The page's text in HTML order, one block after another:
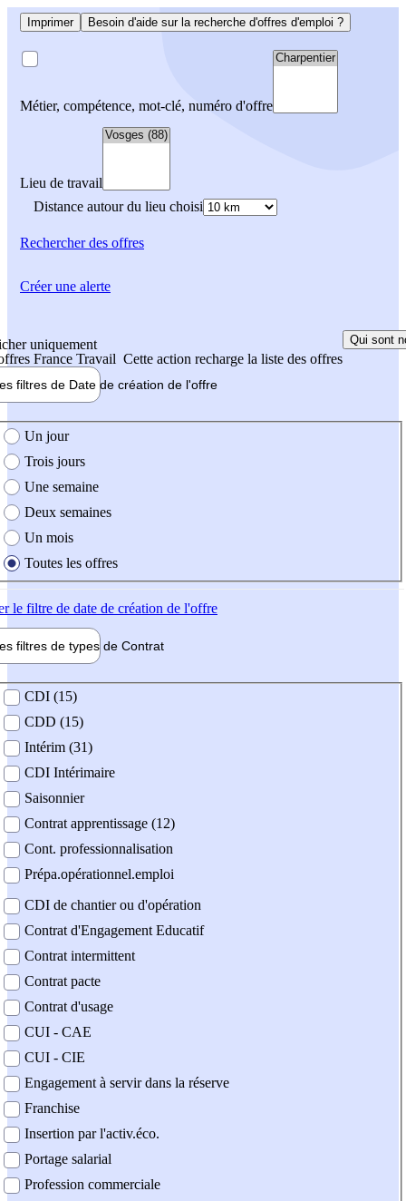
Imprimer Besoin d'aide sur la recherche d'offres d'emploi ?
Métier, compétence, mot-clé, numéro d'offre
Lieu de travail
Distance autour du lieu choisi
Rechercherdes offres
uniquement
France Travail Cette action recharge la liste des offres
Qui sont
filtres de Date de création de l'offre
création de l'offre
Un jour
Trois jours
Une semaine
Deux semaines
Un mois
Toutes les offres
le filtre de date de création de l'offre
filtres de types de Contrat
contrat
CDI (15)
CDD (15)
Intérim (31)
CDI Intérimaire
Saisonnier
Contrat apprentissage (12)
Cont. professionnalisation
Prépa.opérationnel.emploi
CDI de chantier ou d'opération
Contrat d'Engagement Educatif
Contrat intermittent
Contrat pacte
Contrat d'usage
CUI - CAE
CUI - CIE
Engagement à servir dans la réserve
Franchise
Insertion par l'activ.éco.
Portage salarial
Profession commerciale
Créer une alerte